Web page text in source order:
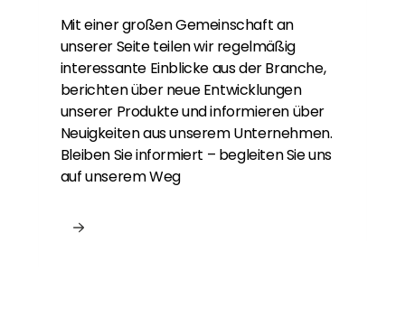
Mit einer großen Gemeinschaft an
unserer Seite teilen wir regelmäßig
interessante Einblicke aus der Branche,
berichten über neue Entwicklungen
unserer Produkte und informieren über
Neuigkeiten aus unserem Unternehmen.
Bleiben Sie informiert – begleiten Sie uns
auf unserem Weg